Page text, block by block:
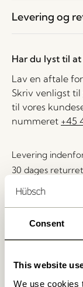
Consent
This website
We use cookies
Levering og
Har du lyst til
Lav en aftale
Skriv venligst til
til vores
nummeret +45
Levering
30 dages returret
Fri fragt over